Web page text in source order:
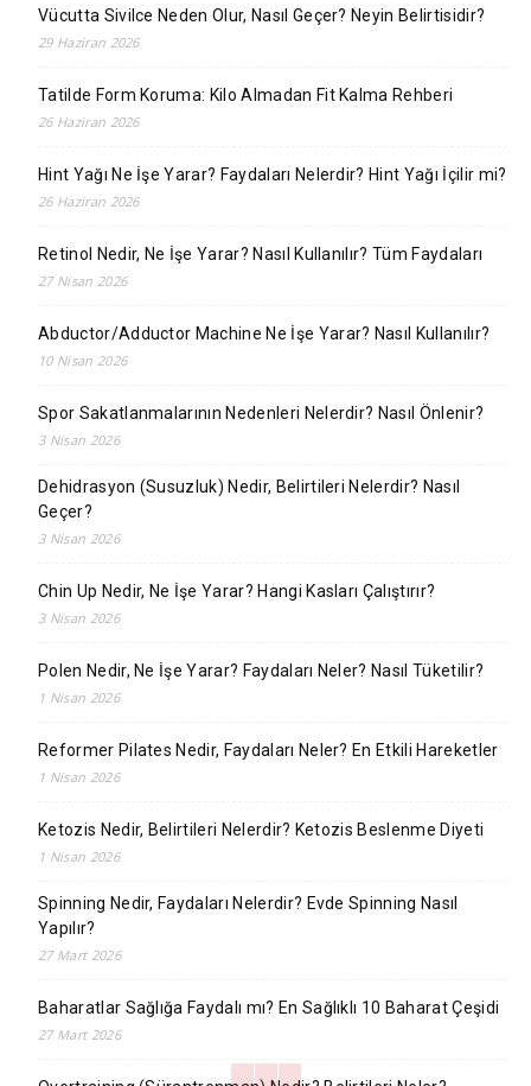
Vücutta Sivilce Neden Olur, Nasıl Geçer? Neyin Belirtisidir?
29 Haziran 2026
Tatilde Form Koruma: Kilo Almadan Fit Kalma Rehberi
26 Haziran 2026
Hint Yağı Ne İşe Yarar? Faydaları Nelerdir? Hint Yağı İçilir mi?
26 Haziran 2026
Retinol Nedir, Ne İşe Yarar? Nasıl Kullanılır? Tüm Faydaları
27 Nisan 2026
Abductor/Adductor Machine Ne İşe Yarar? Nasıl Kullanılır?
10 Nisan 2026
Spor Sakatlanmalarının Nedenleri Nelerdir? Nasıl Önlenir?
3 Nisan 2026
Dehidrasyon (Susuzluk) Nedir, Belirtileri Nelerdir? Nasıl
Geçer?
3 Nisan 2026
Chin Up Nedir, Ne İşe Yarar? Hangi Kasları Çalıştırır?
3 Nisan 2026
Polen Nedir, Ne İşe Yarar? Faydaları Neler? Nasıl Tüketilir?
1 Nisan 2026
Reformer Pilates Nedir, Faydaları Neler? En Etkili Hareketler
1 Nisan 2026
Ketozis Nedir, Belirtileri Nelerdir? Ketozis Beslenme Diyeti
1 Nisan 2026
Spinning Nedir, Faydaları Nelerdir? Evde Spinning Nasıl
Yapılır?
27 Mart 2026
Baharatlar Sağlığa Faydalı mı? En Sağlıklı 10 Baharat Çeşidi
27 Mart 2026